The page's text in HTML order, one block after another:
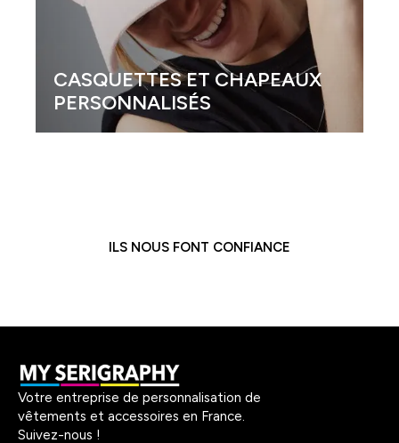
ET CHAPEAUX
ILS NOUS FONT CONFIANCE
Votre entreprise de personnalisation de
vêtements et accessoires en France.
Suivez-nous !